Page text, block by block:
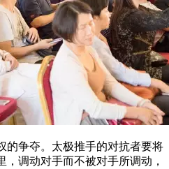
争夺。太极推手的对抗者要将
调动对手而不被对手所调动，